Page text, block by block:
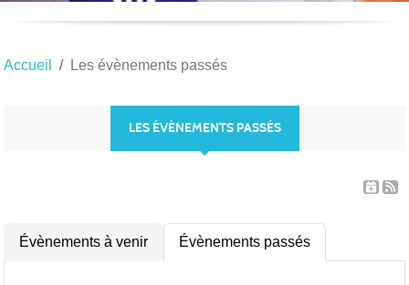
Accueil Les évènements passés
LES ÉVÈNEMENTS PASSÉS
Évènements à venir Évènements passés